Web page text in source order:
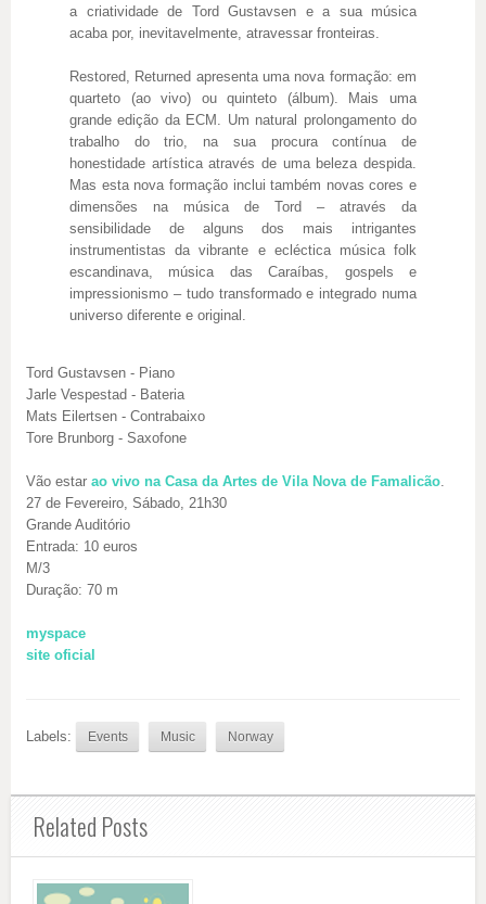
a criatividade de Tord Gustavsen e a sua música
acaba por, inevitavelmente, atravessar fronteiras.
Restored, Returned apresenta uma nova formação: em
quarteto (ao vivo) ou quinteto (álbum). Mais uma
grande edição da ECM. Um natural prolongamento do
trabalho do trio, na sua procura contínua de
honestidade artística através de uma beleza despida.
Mas esta nova formação inclui também novas cores e
dimensões na música de Tord – através da
sensibilidade de alguns dos mais intrigantes
instrumentistas da vibrante e ecléctica música folk
escandinava, música das Caraíbas, gospels e
impressionismo – tudo transformado e integrado numa
universo diferente e original.
Tord Gustavsen - Piano
Jarle Vespestad - Bateria
Mats Eilertsen - Contrabaixo
Tore Brunborg - Saxofone
Vão estar ao vivo na Casa da Artes de Vila Nova de Famalicão.
27 de Fevereiro, Sábado, 21h30
Grande Auditório
Entrada: 10 euros
M/3
Duração: 70 m
myspace
site oficial
Labels: Events Music Norway
Related Posts